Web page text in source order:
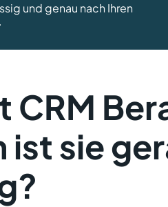
und genau nach Ihren
CRM
ist sie